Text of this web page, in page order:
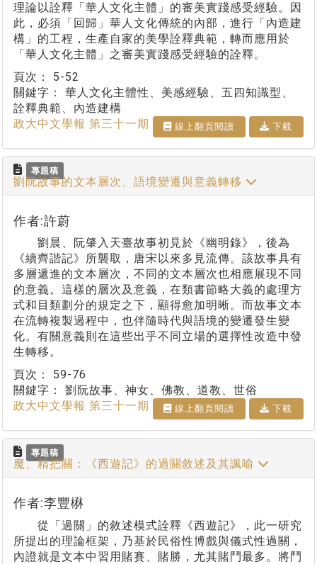
理論以詮釋「華人文化主體」的審美實踐感受經驗。因
此，必須「回歸」華人文化傳統的內部，進行「內造建
構」的工程，生產自家的美學詮釋典範，轉而應用於
「華人文化主體」之審美實踐感受經驗的詮釋。
頁次： 5-52
關鍵字： 華人文化主體性、美感經驗、五四知識型、
詮釋典範、內造建構
政大中文學報 第三十一期
線上翻⾴閱讀 下載
專題稿
劉阮故事的文本層次、語境變遷與意義轉移
作者:許蔚
劉晨、阮肇入天臺故事初見於《幽明錄》，後為
《續齊諧記》所襲取，唐宋以來多見流傳。該故事具有
多層遞進的文本層次，不同的文本層次也相應展現不同
的意義。這樣的層次及意義，在類書節略大義的處理方
式和目類劃分的規定之下，顯得愈加明晰。而故事文本
在流轉複製過程中，也伴隨時代與語境的變遷發生變
化。有關意義則在這些出乎不同立場的選擇性改造中發
生轉移。
頁次： 59-76
關鍵字： 劉阮故事、神女、佛教、道教、世俗
政大中文學報 第三十一期
線上翻⾴閱讀 下載
專題稿
魔、精把關：《西遊記》的過關敘述及其諷喻
作者:李豐楙
從「過關」的敘述模式詮釋《西遊記》，此一研究
所提出的理論框架，乃基於民俗性博戲與儀式性過關，
內證就是文本中習用賭賽、賭勝，尤其賭鬥最多。將鬥